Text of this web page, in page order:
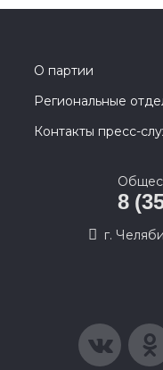
О партии
Региональные
Контакты пресс-
8
г.